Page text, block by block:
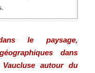
.
le paysage,
dans
autour du